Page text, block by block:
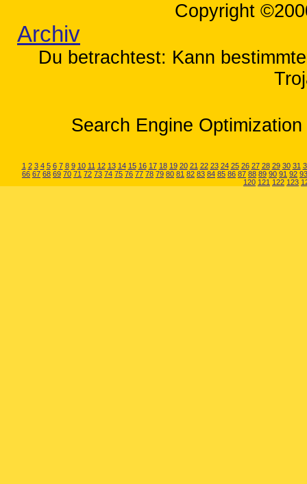
Copyright
Archiv
Du betrachtest: Kann
Search Engine
1 2 3 4 5 6 7 8 9 10 11 12 13 14 15 16 17 18 19 20 21 22 23 24 25 26 27 28 29 30 31
66 67 68 69 70 71 72 73 74 75 76 77 78 79 80 81 82 83 84 85 86 87 88 89 90 91 92 93
120 121 122 123